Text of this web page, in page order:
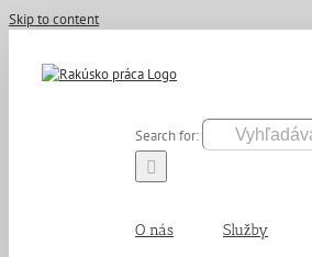
Skip to content
Search for:
O nás Služby